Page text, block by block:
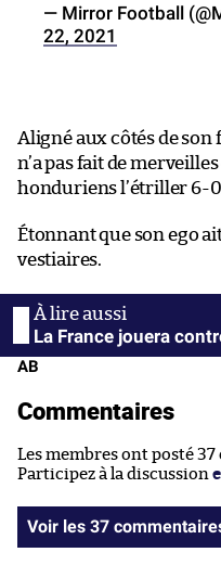
— Mirror Football
22, 2021
Aligné aux côtés de son
n’a pas fait de
honduriens l’étriller 6-
Étonnant que son ego
vestiaires.
La France jouera
AB
Commentaires
Les membres ont posté
Participez à la discussion
Voir les 37